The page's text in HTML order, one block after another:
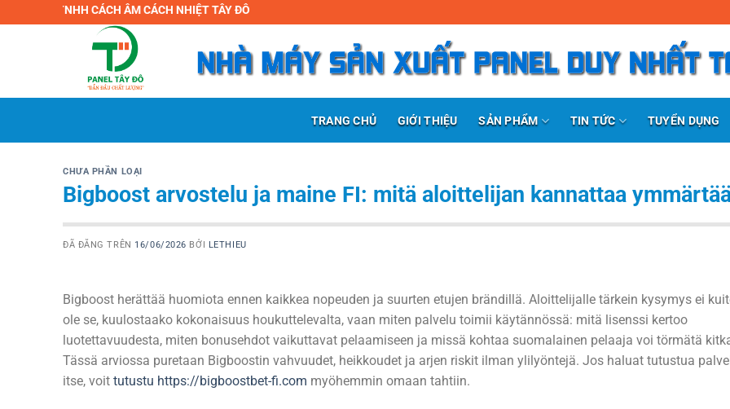
đến
TNHH CÁCH ÂM CÁCH NHIỆT TÂY ĐÔ
TRANG CHỦ GIỚI THIỆU SẢN PHẨM TIN TỨC TUYỂN DỤNG
CHƯA PHẦN LOẠI
Bigboost arvostelu ja maine FI: mitä aloittelijan kannattaa
ĐÃ ĐĂNG TRÊN 16/06/2026 BỞI LETHIEU
Bigboost herättää huomiota ennen kaikkea nopeuden ja suurten etujen brändillä. Aloittelijalle tärkein kysymys ei
ole se, kuulostaako kokonaisuus houkuttelevalta, vaan miten palvelu toimii käytännössä: mitä lisenssi kertoo
luotettavuudesta, miten bonusehdot vaikuttavat pelaamiseen ja missä kohtaa suomalainen pelaaja voi törmätä
Tässä arviossa puretaan Bigboostin vahvuudet, heikkoudet ja arjen riskit ilman ylilyöntejä. Jos haluat tutustua
itse, voit tutustu https://bigboostbet-fi.com myöhemmin omaan tahtiin.